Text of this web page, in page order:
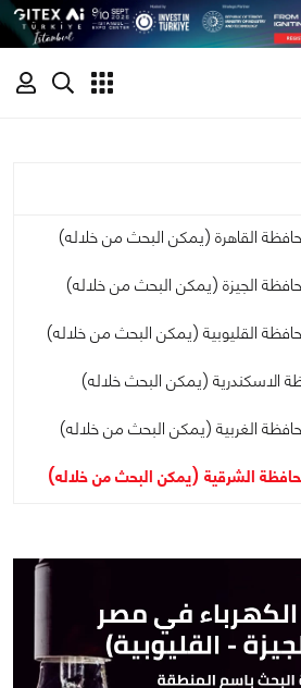
القاهرة (يمكن البحث من خلاله)
الجيزة (يمكن البحث من خلاله)
القليوبية (يمكن البحث من خلاله)
الاسكندرية (يمكن البحث خلاله)
الغربية (يمكن البحث من خلاله)
الشرقية (يمكن البحث من خلاله)